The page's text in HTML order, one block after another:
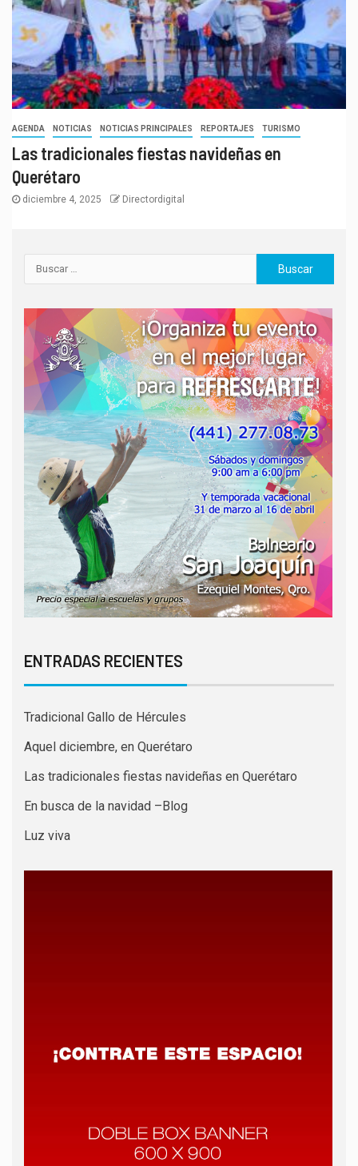
AGENDA NOTICIAS NOTICIAS PRINCIPALES REPORTAJES TURISMO
Las tradicionales fiestas navideñas en
Querétaro
diciembre 4, 2025 Directordigital
ENTRADAS RECIENTES
Tradicional Gallo de Hércules
Aquel diciembre, en Querétaro
Las tradicionales fiestas navideñas en Querétaro
En busca de la navidad –Blog
Luz viva